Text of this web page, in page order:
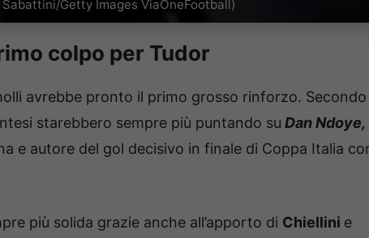
Getty Images ViaOneFootball)
colpo per Tudor
avrebbe pronto il primo grosso rinforzo. Secondo
starebbero sempre più puntando su Dan Ndoye,
e autore del gol decisivo in finale di Coppa Italia
più solida grazie anche all’apporto di Chiellini e